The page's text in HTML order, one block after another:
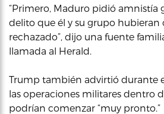
“Primero, Maduro pidió amnistía
delito que él y su grupo hubieran
rechazado”, dijo una fuente
llamada al Herald.
Trump también advirtió durante
las operaciones militares dentro
podrían comenzar “muy pronto.”